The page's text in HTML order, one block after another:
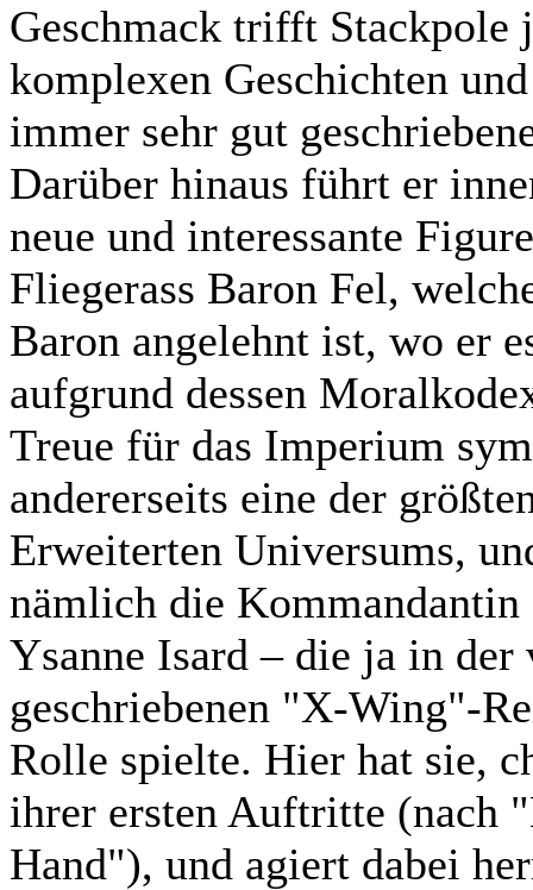
Geschmack trifft Stackpole
komplexen Geschichten
immer sehr gut
Darüber hinaus führt er
neue und interessante
Fliegerass Baron Fel,
Baron angelehnt ist, wo er
aufgrund dessen
Treue für das Imperium
andererseits eine der
Erweiterten Universums,
nämlich die Kommandantin
Ysanne Isard – die ja in
geschriebenen "X-Wing"-
Rolle spielte. Hier hat sie,
ihrer ersten Auftritte (nach
Hand"), und agiert dabei